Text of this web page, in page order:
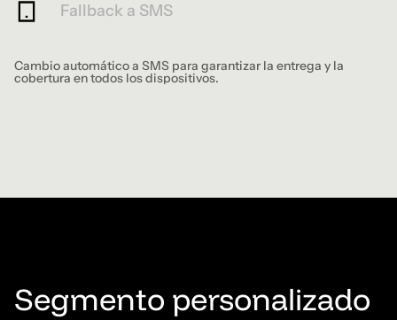
Fallback a SMS
Cambio automático a SMS para garantizar la entrega y la
cobertura en todos los dispositivos.
Segmento personalizado